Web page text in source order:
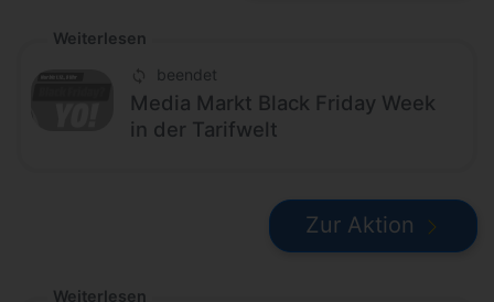
Weiterlesen
beendet
Media Markt Black Friday Week
in der Tarifwelt
Zur Aktion
Weiterlesen